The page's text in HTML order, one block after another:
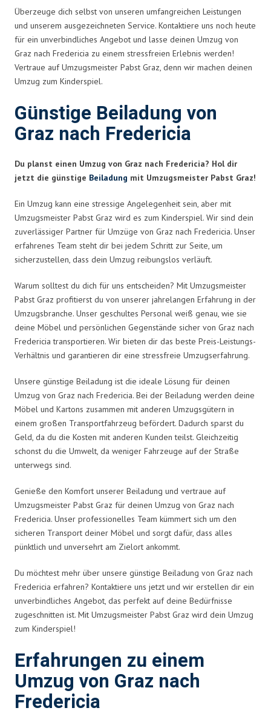
Überzeuge dich selbst von unseren umfangreichen Leistungen
und unserem ausgezeichneten Service. Kontaktiere uns noch heute
für ein unverbindliches Angebot und lasse deinen Umzug von
Graz nach Fredericia zu einem stressfreien Erlebnis werden!
Vertraue auf Umzugsmeister Pabst Graz, denn wir machen deinen
Umzug zum Kinderspiel.
Günstige Beiladung von
Graz nach Fredericia
Du planst einen Umzug von Graz nach Fredericia? Hol dir
jetzt die günstige Beiladung mit Umzugsmeister Pabst Graz!
Ein Umzug kann eine stressige Angelegenheit sein, aber mit
Umzugsmeister Pabst Graz wird es zum Kinderspiel. Wir sind dein
zuverlässiger Partner für Umzüge von Graz nach Fredericia. Unser
erfahrenes Team steht dir bei jedem Schritt zur Seite, um
sicherzustellen, dass dein Umzug reibungslos verläuft.
Warum solltest du dich für uns entscheiden? Mit Umzugsmeister
Pabst Graz profitierst du von unserer jahrelangen Erfahrung in der
Umzugsbranche. Unser geschultes Personal weiß genau, wie sie
deine Möbel und persönlichen Gegenstände sicher von Graz nach
Fredericia transportieren. Wir bieten dir das beste Preis-Leistungs-
Verhältnis und garantieren dir eine stressfreie Umzugserfahrung.
Unsere günstige Beiladung ist die ideale Lösung für deinen
Umzug von Graz nach Fredericia. Bei der Beiladung werden deine
Möbel und Kartons zusammen mit anderen Umzugsgütern in
einem großen Transportfahrzeug befördert. Dadurch sparst du
Geld, da du die Kosten mit anderen Kunden teilst. Gleichzeitig
schonst du die Umwelt, da weniger Fahrzeuge auf der Straße
unterwegs sind.
Genieße den Komfort unserer Beiladung und vertraue auf
Umzugsmeister Pabst Graz für deinen Umzug von Graz nach
Fredericia. Unser professionelles Team kümmert sich um den
sicheren Transport deiner Möbel und sorgt dafür, dass alles
pünktlich und unversehrt am Zielort ankommt.
Du möchtest mehr über unsere günstige Beiladung von Graz nach
Fredericia erfahren? Kontaktiere uns jetzt und wir erstellen dir ein
unverbindliches Angebot, das perfekt auf deine Bedürfnisse
zugeschnitten ist. Mit Umzugsmeister Pabst Graz wird dein Umzug
zum Kinderspiel!
Erfahrungen zu einem
Umzug von Graz nach
Fredericia